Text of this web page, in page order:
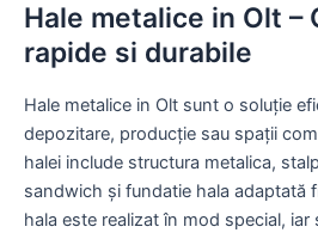
Hale metalice in Olt –
rapide si durabile
Hale metalice in Olt sunt o soluție
depozitare, producție sau spații
halei include structura metalica,
sandwich și fundatie hala adaptată
hala este realizat în mod special, iar